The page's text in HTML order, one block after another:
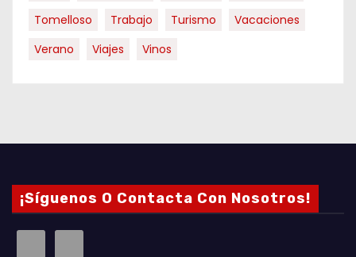
Tomelloso
Trabajo Turismo
Vacaciones
Verano
Viajes Vinos
¡Síguenos O Contacta Con Nosotros!